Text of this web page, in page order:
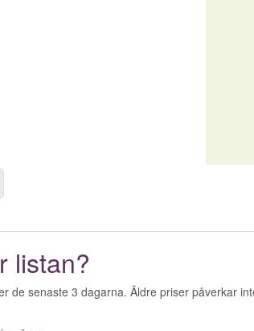
listan?
de senaste 3 dagarna. Äldre priser påverkar